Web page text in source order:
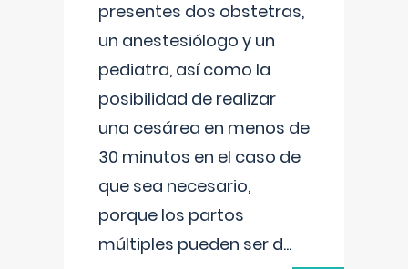
presentes dos obstetras,
un anestesiólogo y un
pediatra, así como la
posibilidad de realizar
una cesárea en menos de
30 minutos en el caso de
que sea necesario,
porque los partos
múltiples pueden ser d...